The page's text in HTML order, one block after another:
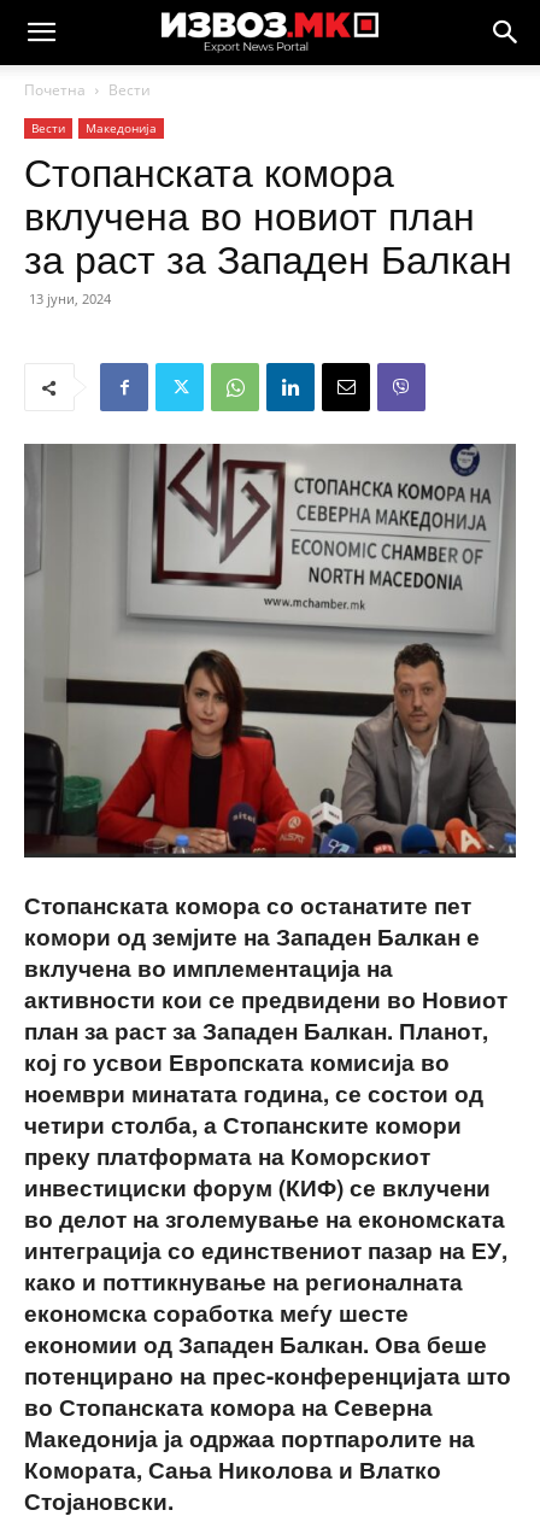
Почетна Вести
Вести Македонија
Стопанската комора
вклучена во новиот план
за раст за Западен Балкан
13 јуни, 2024
Стопанската комора со останатите пет
комори од земјите на Западен Балкан е
вклучена во имплементација на
активности кои се предвидени во Новиот
план за раст за Западен Балкан. Планот,
кој го усвои Европската комисија во
ноември минатата година, се состои од
четири столба, а Стопанските комори
преку платформата на Коморскиот
инвестициски форум (КИФ) се вклучени
во делот на зголемување на економската
интеграција со единствениот пазар на ЕУ,
како и поттикнување на регионалната
економска соработка меѓу шесте
економии од Западен Балкан. Ова беше
потенцирано на прес-конференцијата што
во Стопанската комора на Северна
Македонија ја одржаа портпаролите на
Комората, Сања Николова и Влатко
Стојановски.